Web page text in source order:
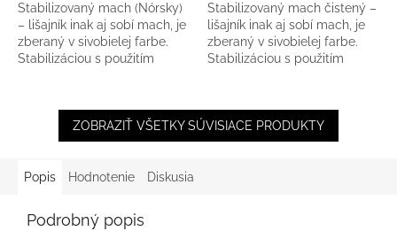
5
hviezdičiek.
Stabilizovaný mach (Nórsky)
– lišajník inak aj sobí mach, je
zberaný v sivobielej farbe.
Stabilizáciou s použitím
5
hviezdičiek.
Stabilizovaný mach čistený –
lišajník inak aj sobí mach, je
zberaný v sivobielej farbe.
Stabilizáciou s použitím
ZOBRAZIŤ VŠETKY SÚVISIACE PRODUKTY
Popis Hodnotenie Diskusia
Podrobný popis